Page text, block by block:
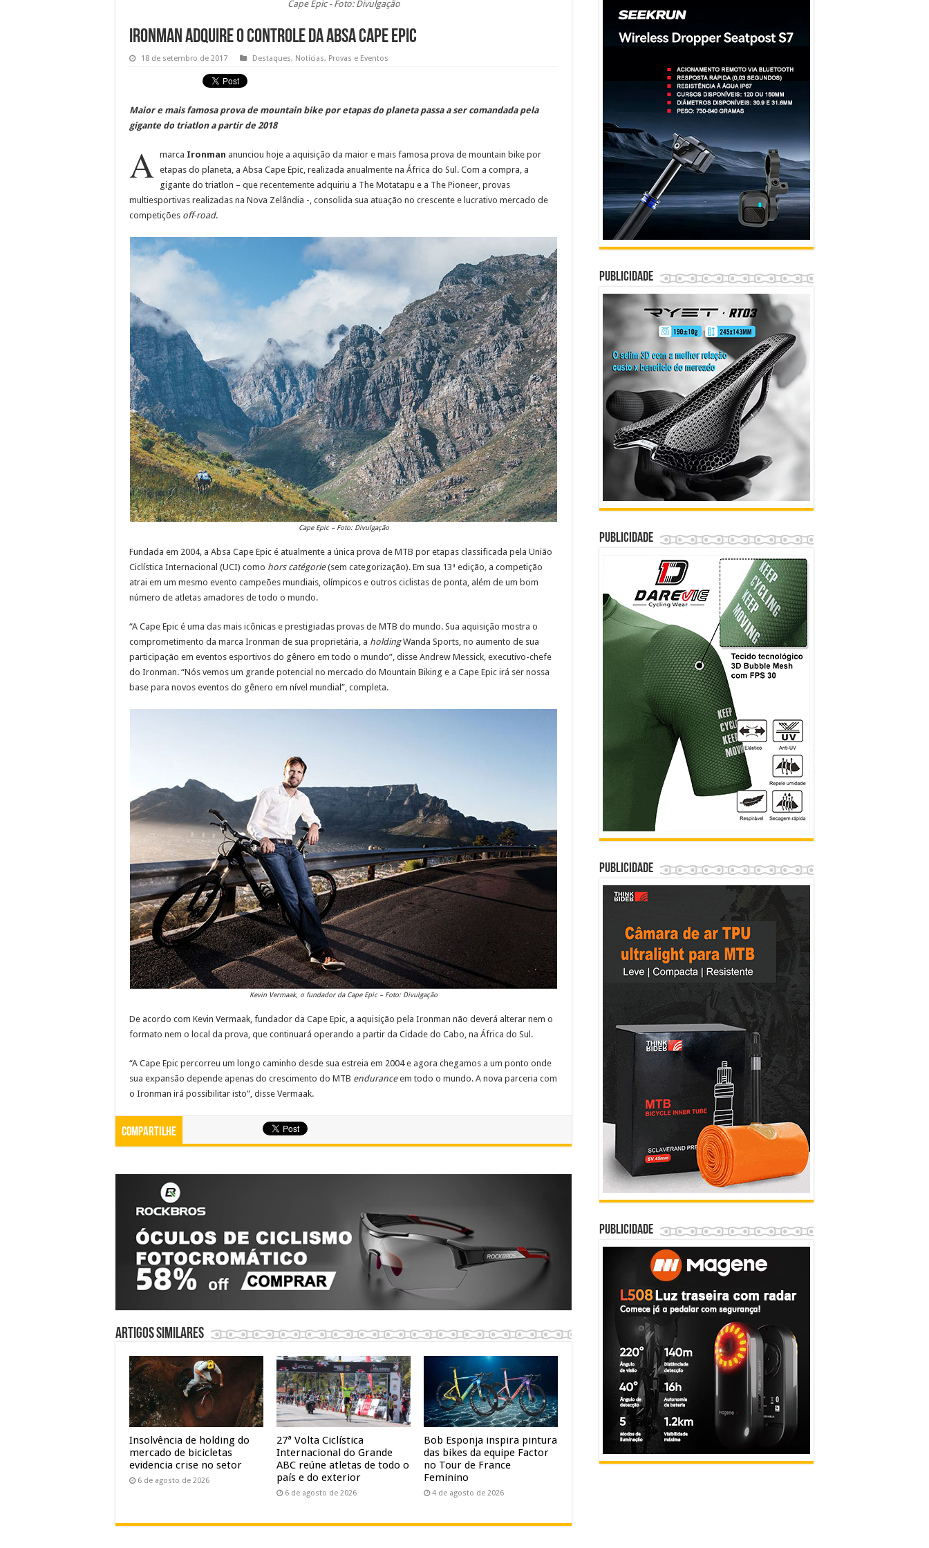
Cape Epic - Foto: Divulgação
Ironman adquire o controle da Absa Cape Epic
18 de setembro de 2017 Destaques, Notícias, Provas e Eventos
Maior e mais famosa prova de mountain bike por etapas do planeta passa a ser comandada pela
gigante do triatlon a partir de 2018
A marca Ironman anunciou hoje a aquisição da maior e mais famosa prova de mountain bike por
etapas do planeta, a Absa Cape Epic, realizada anualmente na África do Sul. Com a compra, a
gigante do triatlon – que recentemente adquiriu a The Motatapu e a The Pioneer, provas
multiesportivas realizadas na Nova Zelândia -, consolida sua atuação no crescente e lucrativo mercado de
competições off-road.
Cape Epic – Foto: Divulgação
Fundada em 2004, a Absa Cape Epic é atualmente a única prova de MTB por etapas classificada pela União
Ciclística Internacional (UCI) como hors catégorie(sem categorização). Em sua 13ª edição, a competição
atrai em um mesmo evento campeões mundiais, olímpicos e outros ciclistas de ponta, além de um bom
número de atletas amadores de todo o mundo.
“A Cape Epic é uma das mais icônicas e prestigiadas provas de MTB do mundo. Sua aquisição mostra o
comprometimento da marca Ironman de sua proprietária, a holdingWanda Sports, no aumento de sua
participação em eventos esportivos do gênero em todo o mundo”, disse Andrew Messick, executivo-chefe
do Ironman. “Nós vemos um grande potencial no mercado do Mountain Biking e a Cape Epic irá ser nossa
base para novos eventos do gênero em nível mundial”, completa.
Kevin Vermaak, o fundador da Cape Epic – Foto: Divulgação
De acordo com Kevin Vermaak, fundador da Cape Epic, a aquisição pela Ironman não deverá alterar nem o
formato nem o local da prova, que continuará operando a partir da Cidade do Cabo, na África do Sul.
“A Cape Epic percorreu um longo caminho desde sua estreia em 2004 e agora chegamos a um ponto onde
sua expansão depende apenas do crescimento do MTB enduranceem todo o mundo. A nova parceria com
o Ironman irá possibilitar isto”, disse Vermaak.
Compartilhe
Artigos similares
Insolvência de holding do
mercado de bicicletas
evidencia crise no setor
6 de agosto de 2026
27ª Volta Ciclística
Internacional do Grande
ABC reúne atletas de todo o
país e do exterior
6 de agosto de 2026
Bob Esponja inspira pintura
das bikes da equipe Factor
no Tour de France
Feminino
4 de agosto de 2026
Publicidade
Publicidade
Publicidade
Publicidade